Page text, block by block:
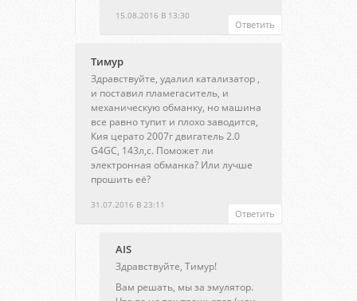
15.08.2016 В 13:30
Ответить
Тимур
31.07.2016 В 23:11
Здравствуйте, удалил катализатор ,
и поставил пламегаситель, и
механическую обманку, но машина
все равно тупит и плохо заводится,
Кия церато 2007г двигатель 2.0
G4GC, 143л,с. Поможет ли
электронная обманка? Или лучше
прошить её?
Ответить
AIS
Здравствуйте, Тимур!
Вам решать, мы за эмулятор.